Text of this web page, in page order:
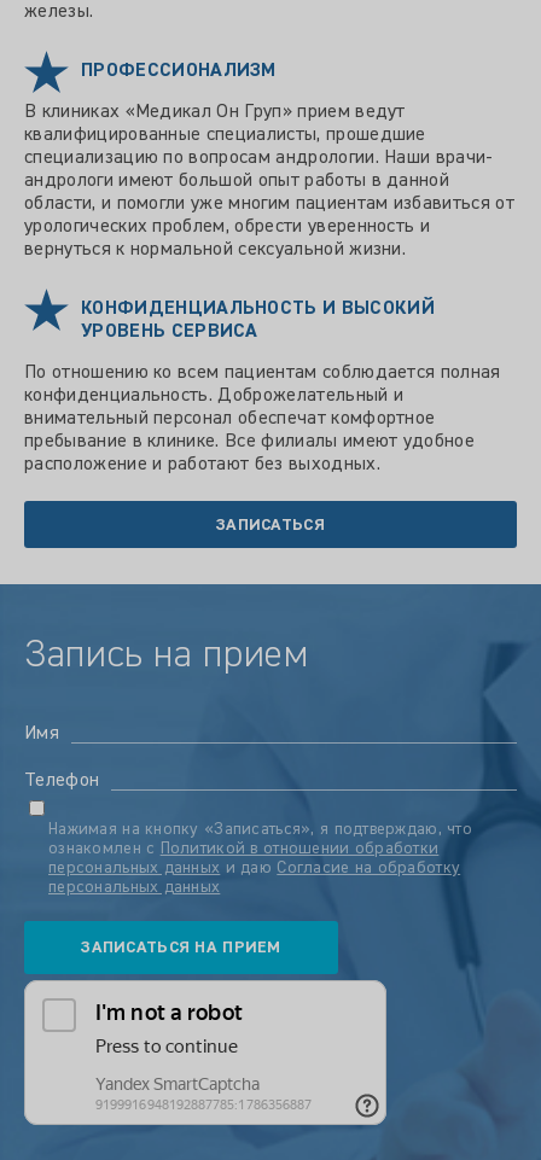
железы.
ПРОФЕССИОНАЛИЗМ
В клиниках «Медикал Он Груп» прием ведут
квалифицированные специалисты, прошедшие
специализацию по вопросам андрологии. Наши врачи-
андрологи имеют большой опыт работы в данной
области, и помогли уже многим пациентам избавиться от
урологических проблем, обрести уверенность и
вернуться к нормальной сексуальной жизни.
КОНФИДЕНЦИАЛЬНОСТЬ И ВЫСОКИЙ
УРОВЕНЬ СЕРВИСА
По отношению ко всем пациентам соблюдается полная
конфиденциальность. Доброжелательный и
внимательный персонал обеспечат комфортное
пребывание в клинике. Все филиалы имеют удобное
расположение и работают без выходных.
ЗАПИСАТЬСЯ
Запись на прием
Имя
Телефон
Нажимая на кнопку «Записаться», я подтверждаю, что
ознакомлен с
Политикой в отношении обработки
персональных данных и даю Согласие на обработку
персональных данных